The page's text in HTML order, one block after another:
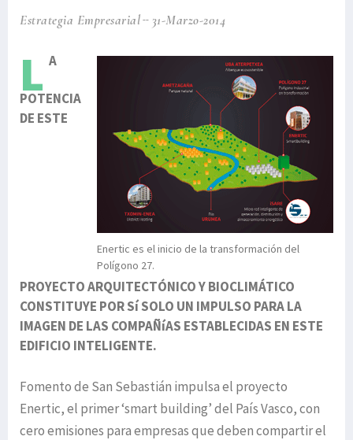
Estrategia Empresarial 31-Marzo-2014
Enertic es el inicio de la transformación del
Polígono 27.
L A
POTENCIA
DE ESTE
PROYECTO ARQUITECTÓNICO Y BIOCLIMÁTICO
CONSTITUYE POR Sí SOLO UN IMPULSO PARA LA
IMAGEN DE LAS COMPAÑíAS ESTABLECIDAS EN ESTE
EDIFICIO INTELIGENTE.
Fomento de San Sebastián impulsa el proyecto
Enertic, el primer ‘smart building’ del País Vasco, con
cero emisiones para empresas que deben compartir el